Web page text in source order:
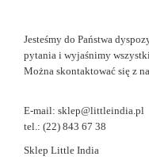
Jesteśmy do Państwa
pytania i wyjaśnimy
Można skontaktować się z
E-mail: sklep@littleindia.pl
tel.: (22) 843 67 38
Sklep Little India